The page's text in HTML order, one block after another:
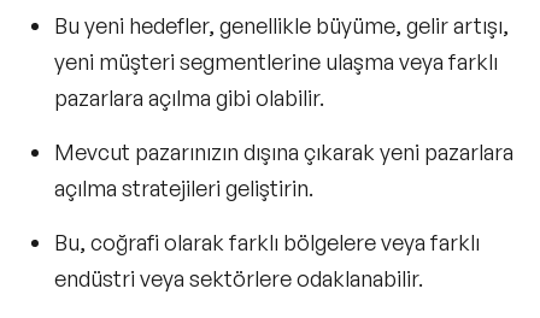
Bu yeni hedefler, genellikle büyüme, gelir artışı,
yeni müşteri segmentlerine ulaşma veya farklı
pazarlara açılma gibi olabilir.
Mevcut pazarınızın dışına çıkarakyeni pazarlara
açılma stratejileri geliştirin.
Bu, coğrafi olarak farklı bölgelere veya farklı
endüstri veya sektörlere odaklanabilir.